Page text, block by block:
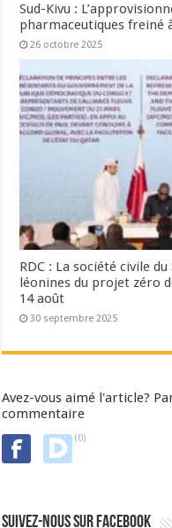
Sud-Kivu :
pharmaceutiques freiné
26 octobre 2025
RDC : La société civile
léonines du projet zéro
14 août
30 septembre 2025
Avez-vous aimé l'article?
commentaire
(0)
Suivez-nous sur Facebook